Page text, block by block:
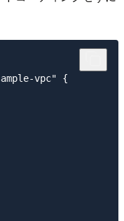
vpc" {